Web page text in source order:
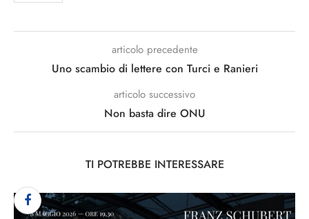
articolo precedente
Uno scambio di lettere con Turci e Ranieri
articolo successivo
Non basta dire ONU
TI POTREBBE INTERESSARE